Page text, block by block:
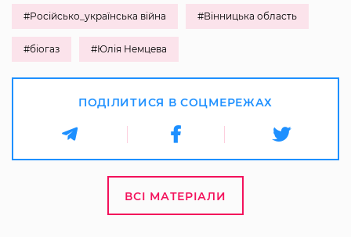
#Російсько_українська війна #Вінницька область
#біогаз #Юлія Немцева
ПОДІЛИТИСЯ В СОЦМЕРЕЖАХ
ВСІ МАТЕРІАЛИ